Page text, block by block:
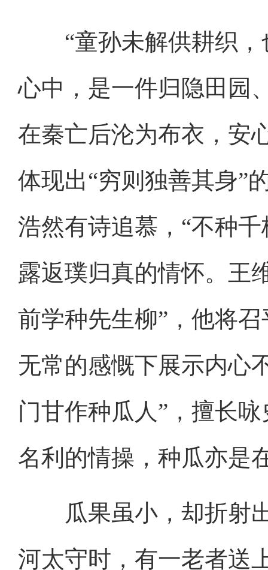
“童孙未解供耕织，
心中，是一件归隐田园
在秦亡后沦为布衣，安
体现出“穷则独善其身”
浩然有诗追慕，“不种
露返璞归真的情怀。王
前学种先生柳”，他将
无常的感慨下展示内心
门甘作种瓜人”，擅长
名利的情操，种瓜亦是
瓜果虽小，却折射出
河太守时，有一老者送